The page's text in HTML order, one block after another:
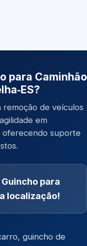
para Caminhão
remoção de veículos
em
oferecendo suporte
para
localização!
, guincho de